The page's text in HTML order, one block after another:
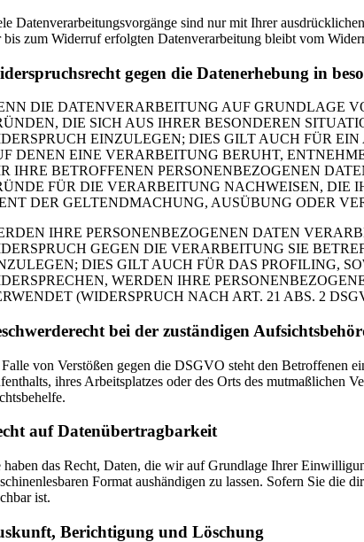
Datenverarbeitungsvorgänge sind nur mit Ihrer
bis zum Widerruf erfolgten Datenverarbeitung bleibt vom
gegen die Datenerhebung in
DIE DATENVERARBEITUNG AUF GRUNDLAGE
DIE SICH AUS IHRER BESONDEREN
EINZULEGEN; DIES GILT AUCH FÜR
DENEN EINE VERARBEITUNG BERUHT,
IHRE BETROFFENEN PERSONENBEZOGENEN
FÜR DIE VERARBEITUNG NACHWEISEN, DIE
DER GELTENDMACHUNG, AUSÜBUNG ODER
IHRE PERSONENBEZOGENEN DATEN
GEGEN DIE VERARBEITUNG SIE
DIES GILT AUCH FÜR DAS PROFILING,
WERDEN IHRE
(WIDERSPRUCH NACH ART. 21 ABS. 2
bei der zuständigen
von Verstößen gegen die DSGVO steht den Betroffenen
ihres Arbeitsplatzes oder des Orts des mutmaßlichen
auf Daten­übertrag­barkeit
haben das Recht, Daten, die wir auf Grundlage Ihrer
Format aushändigen zu lassen. Sofern Sie die
ist.
Berichtigung und Löschung